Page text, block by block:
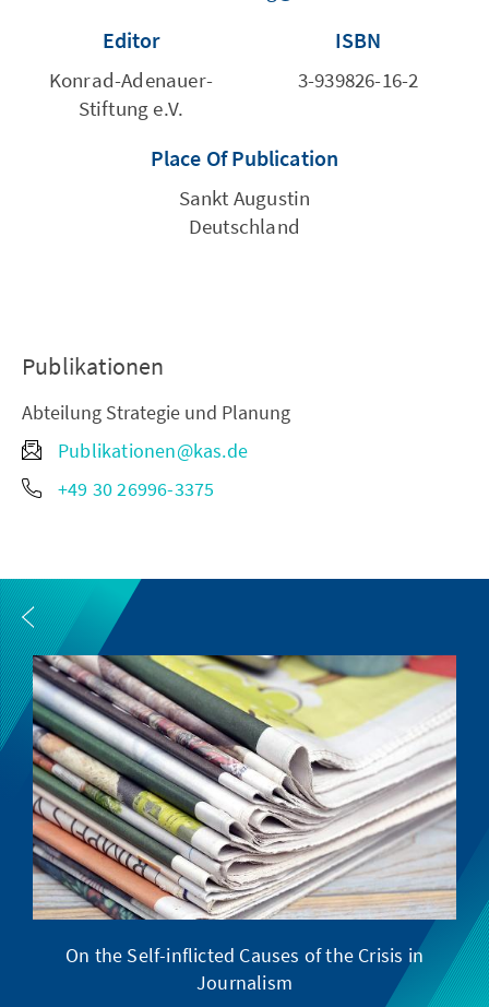
Editor
Konrad-Adenauer-
Stiftung e.V.
ISBN
3-939826-16-2
Place Of Publication
Sankt Augustin
Deutschland
Publikationen
Abteilung Strategie und Planung
Publikationen@kas.de
+49 30 26996-3375
On the Self-inflicted Causes of the Crisis in
Journalism